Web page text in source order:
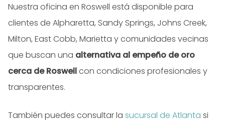
Nuestra oficina en Roswell está disponible para
clientes de Alpharetta, Sandy Springs, Johns Creek,
Milton, East Cobb, Marietta y comunidades vecinas
que buscan una alternativa al empeño de oro
cerca de Roswellcon condiciones profesionales y
transparentes.
También puedes consultar la sucursal de Atlanta si